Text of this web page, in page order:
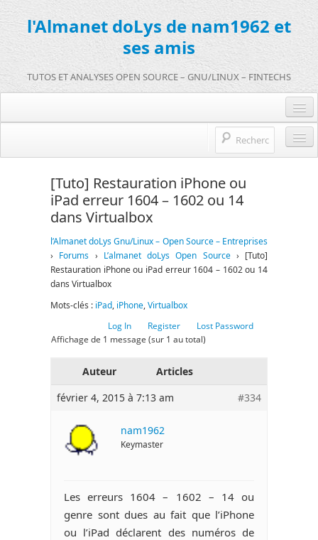
l'Almanet doLys de nam1962 et
ses amis
TUTOS ET ANALYSES OPEN SOURCE – GNU/LINUX – FINTECHS
Je m’inscris sur doLys !
Une question ? Hop !
mentions légales
Open source et entreprises
Références de l’Almanet
[Tuto] Restauration iPhone ou
iPad erreur 1604 – 1602 ou 14
dans Virtualbox
l’Almanet doLys Gnu/Linux – Open Source – Entreprises
› Forums › L’almanet doLys Open Source › [Tuto]
Restauration iPhone ou iPad erreur 1604 – 1602 ou 14
dans Virtualbox
Mots-clés : iPad, iPhone,Virtualbox
Log In
Register
Lost Password
Affichage de 1 message (sur 1 au total)
Auteur
Articles
février 4, 2015 à 7:13 am
#334
nam1962
Keymaster
Les erreurs 1604 – 1602 – 14 ou
genre sont dues au fait que l’iPhone
ou l’iPad déclarent des numéros de